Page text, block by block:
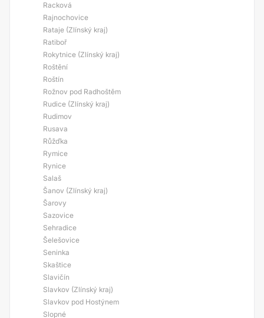
Racková
Rajnochovice
Rataje (Zlínský kraj)
Ratiboř
Rokytnice (Zlínský kraj)
Roštění
Roštín
Rožnov pod Radhoštěm
Rudice (Zlínský kraj)
Rudimov
Rusava
Růžďka
Rymice
Rynice
Salaš
Šanov (Zlínský kraj)
Šarovy
Sazovice
Sehradice
Šelešovice
Seninka
Skaštice
Slavičín
Slavkov (Zlínský kraj)
Slavkov pod Hostýnem
Slopné